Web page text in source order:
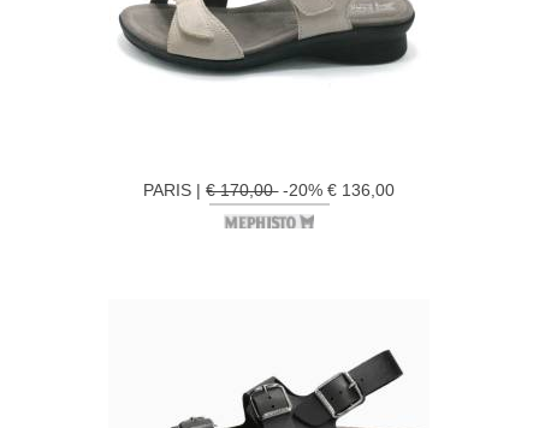
PARIS |€ 170,00-20% € 136,00